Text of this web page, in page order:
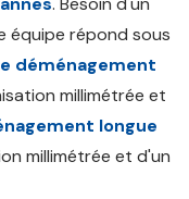
équipe répond sous
déménagement
millimétrée et
longue
millimétrée et d'un